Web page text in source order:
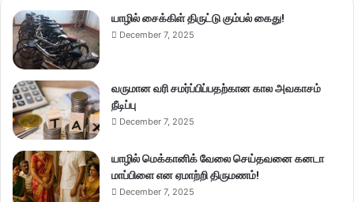
யாழில் சைக்கிள் திருட்டு கும்பல் கைது!
December 7, 2025
வருமான வரி சமர்ப்பிப்பதற்கான கால அவகாசம்
நீடிப்பு
December 7, 2025
யாழில் மெக்கானிக் வேலை செய்தவனை கனடா
மாப்பிளை என ஏமாற்றி திருமணம்!
December 7, 2025